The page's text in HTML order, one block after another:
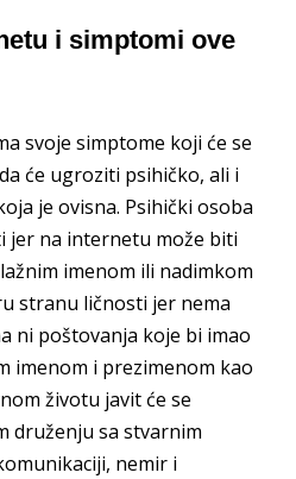
i simptomi ove
svoje simptome koji će se
će ugroziti psihičko, ali i
je ovisna. Psihički osoba
jer na internetu može biti
imenom ili nadimkom
stranu ličnosti jer nema
ni poštovanja koje bi imao
imenom i prezimenom kao
životu javit će se
druženju sa stvarnim
nemir i